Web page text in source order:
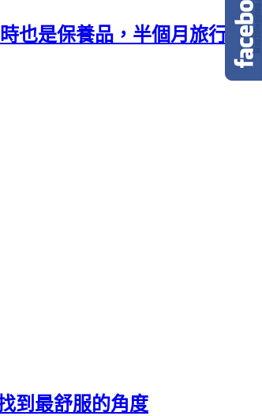
也是保養品，半個月旅行沒
到最舒服的角度